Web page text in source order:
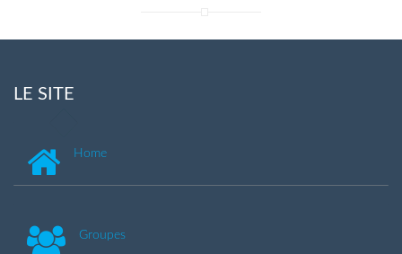
LE SITE
Home
Groupes